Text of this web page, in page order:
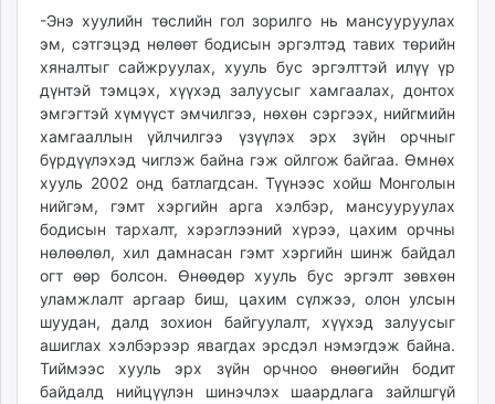
shudarga.mn
shuurhai.mn
unuudur.mn
isee.mn
mglradio.com
fact.mn
itoim.mn
tumen.mn
shuum.mn
times.mn
tvmongolia.mn
mass.mn
unegui.mn
assa.mn
-Энэ хуулийн төслийн гол зорилго нь мансууруулах
эм, сэтгэцэд нөлөөт бодисын эргэлтэд тавих төрийн
хяналтыг сайжруулах, хууль бус эргэлттэй илүү үр
дүнтэй тэмцэх, хүүхэд залуусыг хамгаалах, донтох
эмгэгтэй хүмүүст эмчилгээ, нөхөн сэргээх, нийгмийн
хамгааллын үйлчилгээ үзүүлэх эрх зүйн орчныг
бүрдүүлэхэд чиглэж байна гэж ойлгож байгаа. Өмнөх
хууль 2002 онд батлагдсан. Түүнээс хойш Монголын
нийгэм, гэмт хэргийн арга хэлбэр, мансууруулах
бодисын тархалт, хэрэглээний хүрээ, цахим орчны
нөлөөлөл, хил дамнасан гэмт хэргийн шинж байдал
огт өөр болсон. Өнөөдөр хууль бус эргэлт зөвхөн
уламжлалт аргаар биш, цахим сүлжээ, олон улсын
шуудан, далд зохион байгуулалт, хүүхэд залуусыг
ашиглах хэлбэрээр явагдах эрсдэл нэмэгдэж байна.
Тиймээс хууль эрх зүйн орчноо өнөөгийн бодит
байдалд нийцүүлэн шинэчлэх шаардлага зайлшгүй